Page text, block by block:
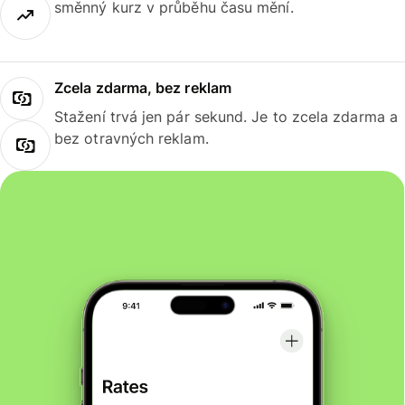
směnný kurz v průběhu času mění.
Zcela zdarma, bez reklam
Stažení trvá jen pár sekund. Je to zcela zdarma a
bez otravných reklam.